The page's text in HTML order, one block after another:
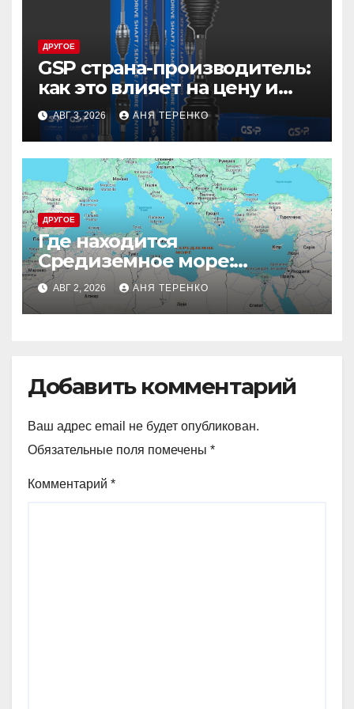
ДРУГОЕ
GSP страна-производитель:
как это влияет на цену и
таможню
АВГ 3, 2026 АНЯ ТЕРЕНКО
ДРУГОЕ
Где находится
Средиземное море:
география и факты
АВГ 2, 2026 АНЯ ТЕРЕНКО
Добавить комментарий
Ваш адрес email не будет опубликован.
Обязательные поля помечены *
Комментарий *